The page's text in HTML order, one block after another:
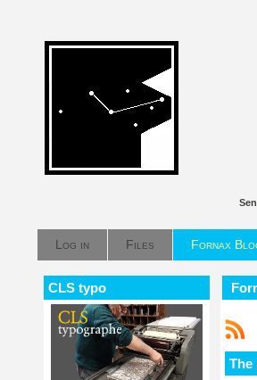
Log in Files Fornax
CLS typo
The